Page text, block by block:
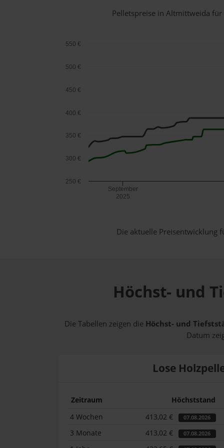
Pelletspreise in Altmittweida
September
2025
250 €
300 €
350 €
400 €
450 €
500 €
550 €
Die aktuelle Preisentwicklung
Höchst- und
Die Tabellen zeigen die Höchst- und
Datum
Lose
Zeitraum Höchststand
4 Wochen
413,02 € 07.08.2026
3 Monate 413,02 € 07.08.2026